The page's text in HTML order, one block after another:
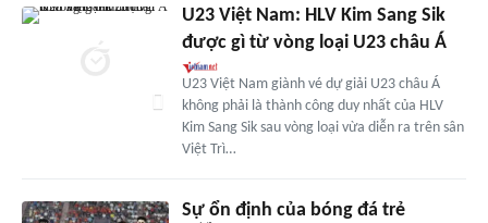
U23 Việt Nam: HLV Kim Sang Sik
được gì từ vòng loại U23 châu Á
U23 Việt Nam giành vé dự giải U23 châu Á
không phải là thành công duy nhất của HLV
Kim Sang Sik sau vòng loại vừa diễn ra trên sân
Việt Trì…
Sự ổn định của bóng đá trẻ